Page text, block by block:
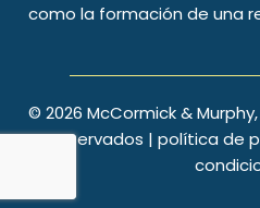
como la formación de una
© 2026 McCormick &
reservados | política de